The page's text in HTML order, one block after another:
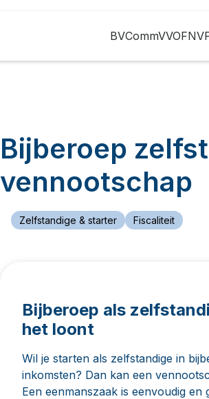
BVCommVVOFNV
Bijberoep
vennootschap
Zelfstandige & starter
Fiscaliteit
Bijberoep als
het loont
Wil je starten als zelfstandige in
inkomsten? Dan kan een
Een eenmanszaak is eenvoudig